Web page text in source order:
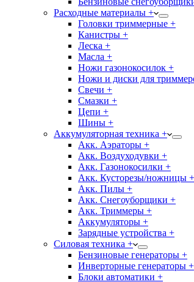
Расходные материалы +
Головки триммерные +
Канистры +
Леска +
Масла +
Ножи газонокосилок +
Ножи и диски для
Свечи +
Смазки +
Цепи +
Шины +
Аккумуляторная техника +
Акк. Аэраторы +
Акк. Воздуходувки +
Акк. Газонокосилки +
Акк. Кусторезы/ножницы +
Акк. Пилы +
Акк. Снегоуборщики +
Акк. Триммеры +
Аккумуляторы +
Зарядные устройства +
Силовая техника +
Бензиновые генераторы +
Инверторные генераторы +
Блоки автоматики +